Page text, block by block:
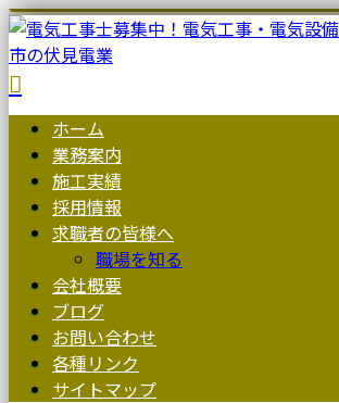
ホーム
業務案内
施工実績
採用情報
求職者の皆様へ
職場を知る
会社概要
ブログ
お問い合わせ
各種リンク
サイトマップ